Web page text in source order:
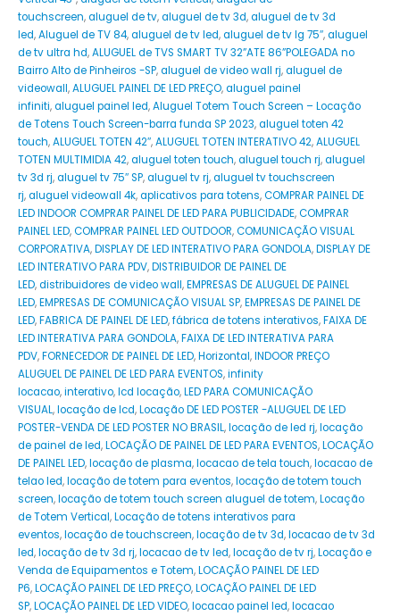
touchscreen,aluguel de tv,aluguel de tv 3d,aluguel de tv 3d
led,Aluguel de TV 84,aluguel de tv led,aluguel de tv lg 75″,aluguel
de tv ultra hd,ALUGUEL de TVS SMART TV 32”ATE 86”POLEGADA no
Bairro‎ Alto de Pinheiros‎ -SP,aluguel de video wall rj,aluguel de
videowall,ALUGUEL PAINEL DE LED PREÇO,aluguel painel
infiniti,aluguel painel led,Aluguel Totem Touch Screen – Locação
de Totens Touch Screen-barra funda SP 2023,aluguel toten 42
touch,ALUGUEL TOTEN 42″,ALUGUEL TOTEN INTERATIVO 42,ALUGUEL
TOTEN MULTIMIDIA 42,aluguel toten touch,aluguel touch rj,aluguel
tv 3d rj,aluguel tv 75″ SP,aluguel tv rj,aluguel tv touchscreen
rj,aluguel videowall 4k,aplicativos para totens,COMPRAR PAINEL DE
LED INDOOR COMPRAR PAINEL DE LED PARA PUBLICIDADE,COMPRAR
PAINEL LED,COMPRAR PAINEL LED OUTDOOR,COMUNICAÇÃO VISUAL
CORPORATIVA,DISPLAY DE LED INTERATIVO PARA GONDOLA,DISPLAY DE
LED INTERATIVO PARA PDV,DISTRIBUIDOR DE PAINEL DE
LED,distribuidores de video wall,EMPRESAS DE ALUGUEL DE PAINEL
LED,EMPRESAS DE COMUNICAÇÃO VISUAL SP,EMPRESAS DE PAINEL DE
LED,FABRICA DE PAINEL DE LED,fábrica de totens interativos,FAIXA DE
LED INTERATIVA PARA GONDOLA,FAIXA DE LED INTERATIVA PARA
PDV,FORNECEDOR DE PAINEL DE LED,Horizontal,INDOOR PREÇO
ALUGUEL DE PAINEL DE LED PARA EVENTOS,infinity
locacao,interativo,lcd locação,LED PARA COMUNICAÇÃO
VISUAL,locação de lcd,Locação DE LED POSTER -ALUGUEL DE LED
POSTER-VENDA DE LED POSTER NO BRASIL,locação de led rj,locação
de painel de led,LOCAÇÃO DE PAINEL DE LED PARA EVENTOS,LOCAÇÃO
DE PAINEL LED,locação de plasma,locacao de tela touch,locacao de
telao led,locação de totem para eventos,locação de totem touch
screen,locação de totem touch screen aluguel de totem,Locação
de Totem Vertical,Locação de totens interativos para
eventos,locação de touchscreen,locação de tv 3d,locacao de tv 3d
led,locação de tv 3d rj,locacao de tv led,locação de tv rj,Locação e
Venda de Equipamentos e Totem,LOCAÇÃO PAINEL DE LED
P6,LOCAÇÃO PAINEL DE LED PREÇO,LOCAÇÃO PAINEL DE LED
SP,LOCAÇÃO PAINEL DE LED VIDEO,locacao painel led,locacao